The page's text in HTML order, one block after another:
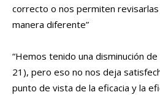
correcto o nos permiten
manera diferente”
“Hemos tenido una disminución
21), pero eso no nos deja
punto de vista de la eficacia y la